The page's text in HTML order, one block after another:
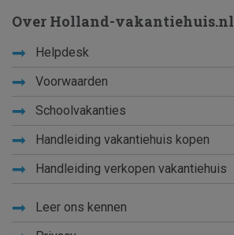
Over Holland-vakantiehuis.nl
Helpdesk
Voorwaarden
Schoolvakanties
Handleiding vakantiehuis kopen
Handleiding verkopen vakantiehuis
Leer ons kennen